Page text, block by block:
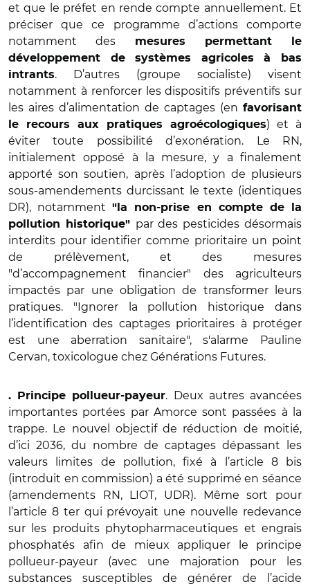
et que le préfet en rende compte annuellement. Et
préciser que ce programme d’actions comporte
notamment des
mesures permettant le
développement de systèmes agricoles à bas
intrants. D’autres (groupe socialiste) visent
notamment à renforcer les dispositifs préventifs sur
les aires d’alimentation de captages (en favorisant
le recours aux pratiques agroécologiques) et à
éviter toute possibilité d’exonération. Le RN,
initialement opposé à la mesure, y a finalement
apporté son soutien, après l’adoption de plusieurs
sous-amendements durcissant le texte (identiques
DR), notamment"la non-prise en compte de la
pollution historique" par des pesticides désormais
interdits pour identifier comme prioritaire un point
de prélèvement, et des mesures
"d’accompagnement financier" des agriculteurs
impactés par une obligation de transformer leurs
pratiques. "Ignorer la pollution historique dans
l’identification des captages prioritaires à protéger
est une aberration sanitaire", s'alarme Pauline
Cervan, toxicologue chez Générations Futures.
. Principe pollueur-payeur. Deux autres avancées
importantes portées par Amorce sont passées à la
trappe. Le nouvel objectif de réduction de moitié,
d’ici 2036, du nombre de captages dépassant les
valeurs limites de pollution, fixé à l’article 8 bis
(introduit en commission) a été supprimé en séance
(amendements RN, LIOT, UDR). Même sort pour
l’article 8 ter qui prévoyait une nouvelle redevance
sur les produits phytopharmaceutiques et engrais
phosphatés afin de mieux appliquer le principe
pollueur-payeur (avec une majoration pour les
substances susceptibles de générer de l’acide